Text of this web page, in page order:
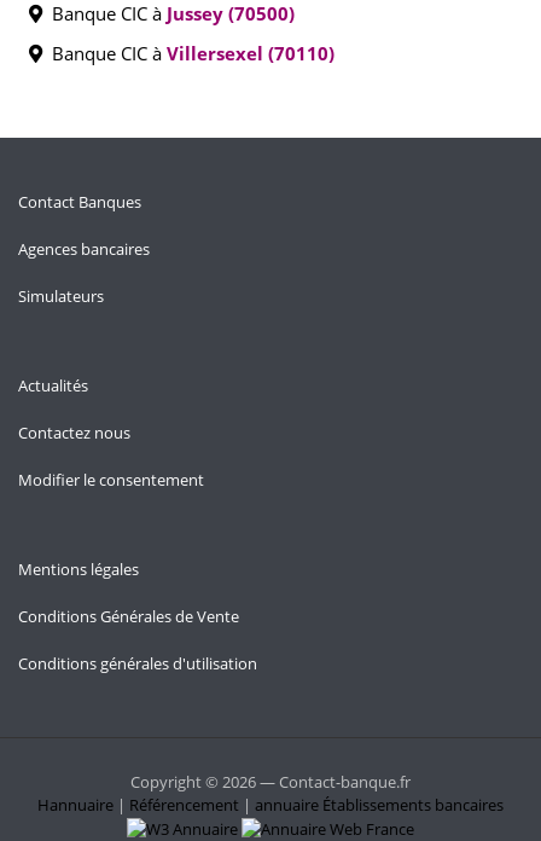
Banque CIC à Jussey (70500)
Banque CIC à Villersexel (70110)
Contact Banques
Agences bancaires
Simulateurs
Actualités
Contactez nous
Modifier le consentement
Mentions légales
Conditions Générales de Vente
Conditions générales d'utilisation
Copyright © 2026 — Contact-banque.fr
Hannuaire | Référencement | annuaire Établissements bancaires